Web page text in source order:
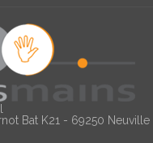
Bat K21 - 69250 Neuville